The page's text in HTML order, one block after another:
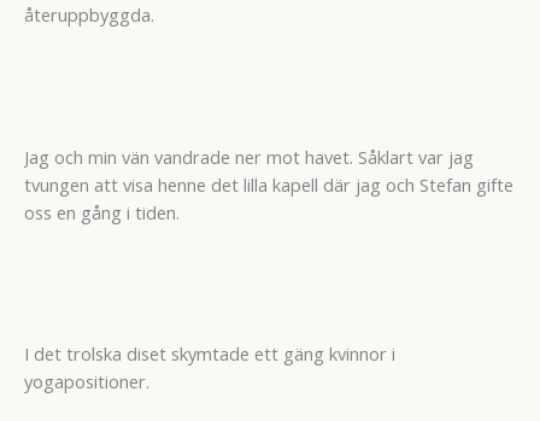
återuppbyggda.
Jag och min vän vandrade ner mot havet. Såklart var jag
tvungen att visa henne det lilla kapell där jag och Stefan gifte
oss en gång i tiden.
I det trolska diset skymtade ett gäng kvinnor i
yogapositioner.